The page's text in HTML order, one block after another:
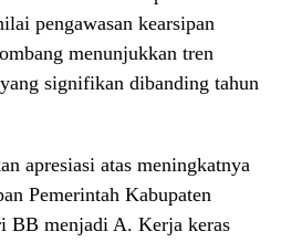
pengawasan kearsipan
menunjukkan tren
signifikan dibanding tahun
apresiasi atas meningkatnya
Pemerintah Kabupaten
BB menjadi A. Kerja keras